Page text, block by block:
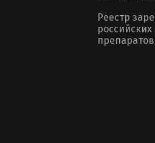
Реестр
препаратов